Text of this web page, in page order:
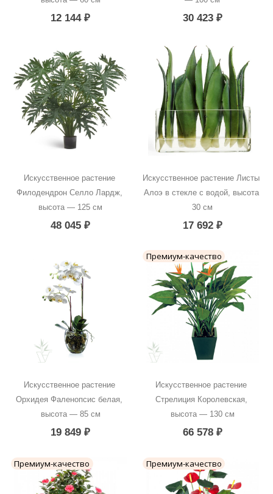
12 144₽ 30 423 ₽
Искусственное растение
Филодендрон Селло Лардж,
высота — 125 см
48 045₽
Искусственное растение Листы
Алоэ в стекле с водой, высота
30 см
17 692 ₽
Искусственное растение
Орхидея Фаленопсис белая,
высота — 85 см
19 849₽
Премиум-качество
Искусственное растение
Стрелиция Королевская,
высота — 130 см
66 578 ₽
Премиум-качество Премиум-качество